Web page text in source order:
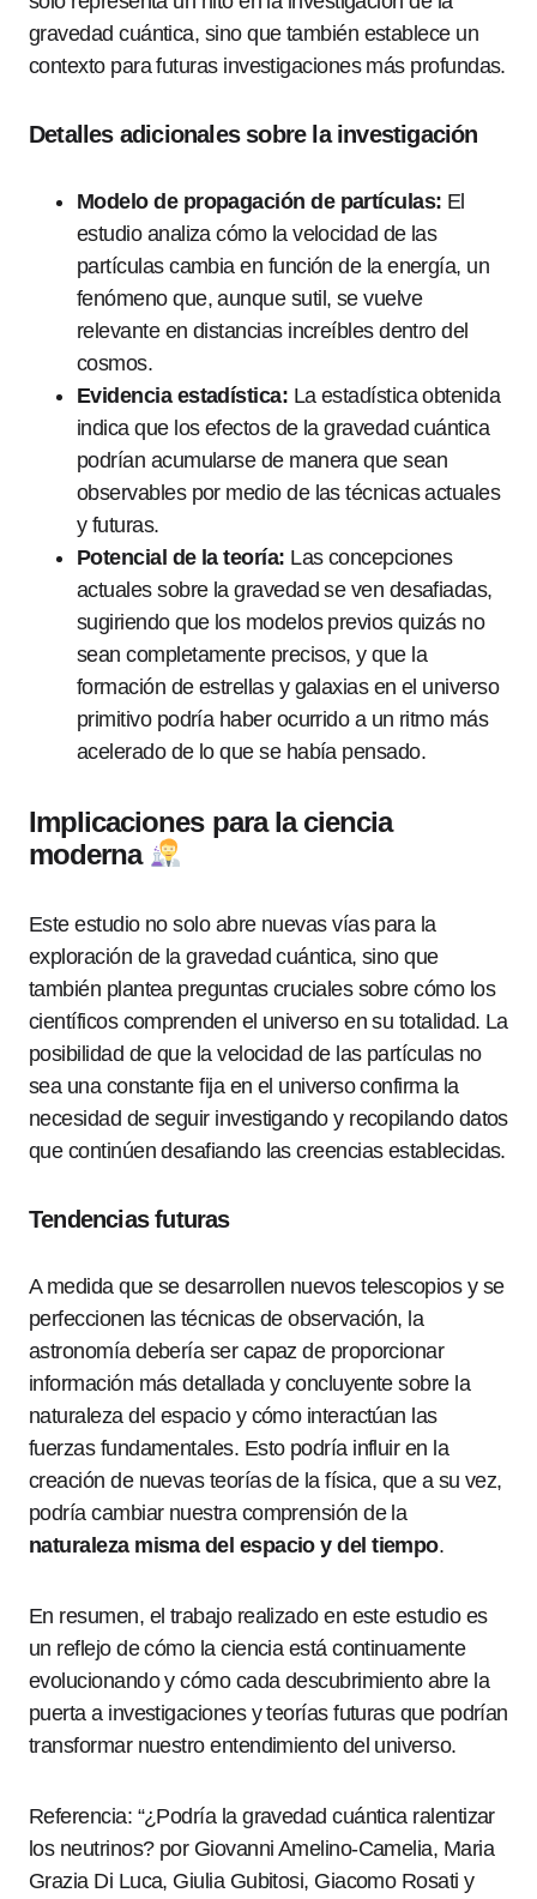
gravedad cuántica, sino que también establece un
contexto para futuras investigaciones más profundas.
Detalles adicionales sobre la investigación
Modelo de propagación de partículas: El
estudio analiza cómo la velocidad de las
partículas cambia en función de la energía, un
fenómeno que, aunque sutil, se vuelve
relevante en distancias increíbles dentro del
cosmos.
Evidencia estadística: La estadística obtenida
indica que los efectos de la gravedad cuántica
podrían acumularse de manera que sean
observables por medio de las técnicas actuales
y futuras.
Potencial de la teoría: Las concepciones
actuales sobre la gravedad se ven desafiadas,
sugiriendo que los modelos previos quizás no
sean completamente precisos, y que la
formación de estrellas y galaxias en el universo
primitivo podría haber ocurrido a un ritmo más
acelerado de lo que se había pensado.
Implicaciones para la ciencia
moderna
Este estudio no solo abre nuevas vías para la
exploración de la gravedad cuántica, sino que
también plantea preguntas cruciales sobre cómo los
científicos comprenden el universo en su totalidad. La
posibilidad de que la velocidad de las partículas no
sea una constante fija en el universo confirma la
necesidad de seguir investigando y recopilando datos
que continúen desafiando las creencias establecidas.
Tendencias futuras
A medida que se desarrollen nuevos telescopios y se
perfeccionen las técnicas de observación, la
astronomía debería ser capaz de proporcionar
información más detallada y concluyente sobre la
naturaleza del espacio y cómo interactúan las
fuerzas fundamentales. Esto podría influir en la
creación de nuevas teorías de la física, que a su vez,
podría cambiar nuestra comprensión de la
naturaleza misma del espacio y del tiempo.
En resumen, el trabajo realizado en este estudio es
un reflejo de cómo la ciencia está continuamente
evolucionando y cómo cada descubrimiento abre la
puerta a investigaciones y teorías futuras que podrían
transformar nuestro entendimiento del universo.
Referencia: “¿Podría la gravedad cuántica ralentizar
los neutrinos? por Giovanni Amelino-Camelia, Maria
Grazia Di Luca, Giulia Gubitosi, Giacomo Rosati y